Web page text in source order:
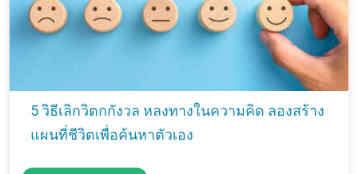
5 วิธีเลิกวิตกกังวล หลงทางในความคิด ลองสร้าง
แผนที่ชีวิตเพื่อค้นหาตัวเอง